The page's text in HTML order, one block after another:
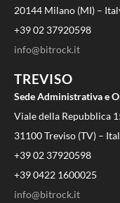
20144 Milano (MI) –
+39 02 37920598
info@bitrock.it
TREVISO
Sede Administrativa e
Viale della Repubblica
31100 Treviso (TV) –
+39 02 37920598
+39 0422 1600025
info@bitrock.it